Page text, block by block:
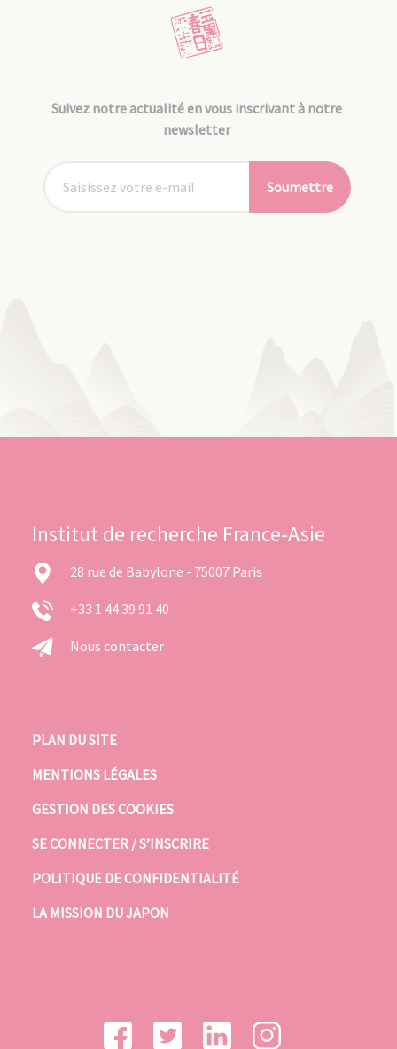
Suivez notre actualité en vous inscrivant à notre
newsletter
Soumettre
Institut de recherche France-Asie
28 rue de Babylone - 75007 Paris
+33 1 44 39 91 40
Nous contacter
PLAN DU SITE
MENTIONS LÉGALES
GESTION DES COOKIES
SE CONNECTER / S’INSCRIRE
POLITIQUE DE CONFIDENTIALITÉ
LA MISSION DU JAPON